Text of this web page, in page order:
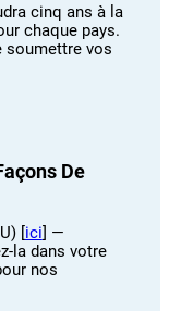
cinq ans à la
chaque pays.
soumettre vos
De
[ici] —
la dans votre
nos